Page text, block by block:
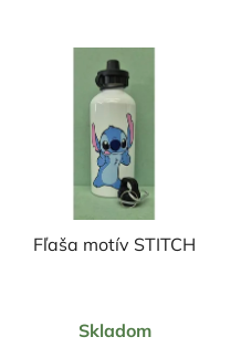
Fľaša motív STITCH
hodnotenie
Skladom